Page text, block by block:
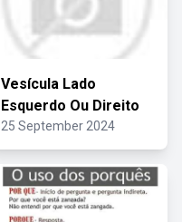
Vesícula Lado
Esquerdo Ou Direito
25 September 2024